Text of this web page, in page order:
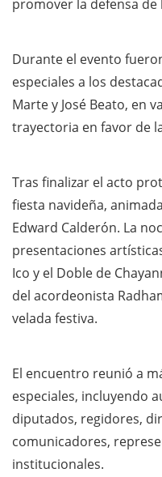
promover la defensa
Durante el evento
especiales a los
Marte y José Beato, en
trayectoria en favor de
Tras finalizar el acto
fiesta navideña,
Edward Calderón. La
presentaciones
Ico y el Doble de
del acordeonista
velada festiva.
El encuentro reunió a
especiales, incluyendo
diputados, regidores,
comunicadores,
institucionales.